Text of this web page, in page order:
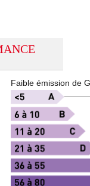
Faible émission de